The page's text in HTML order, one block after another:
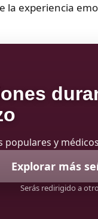
la experiencia
populares y médicos
Explorar más
Serás redirigido a